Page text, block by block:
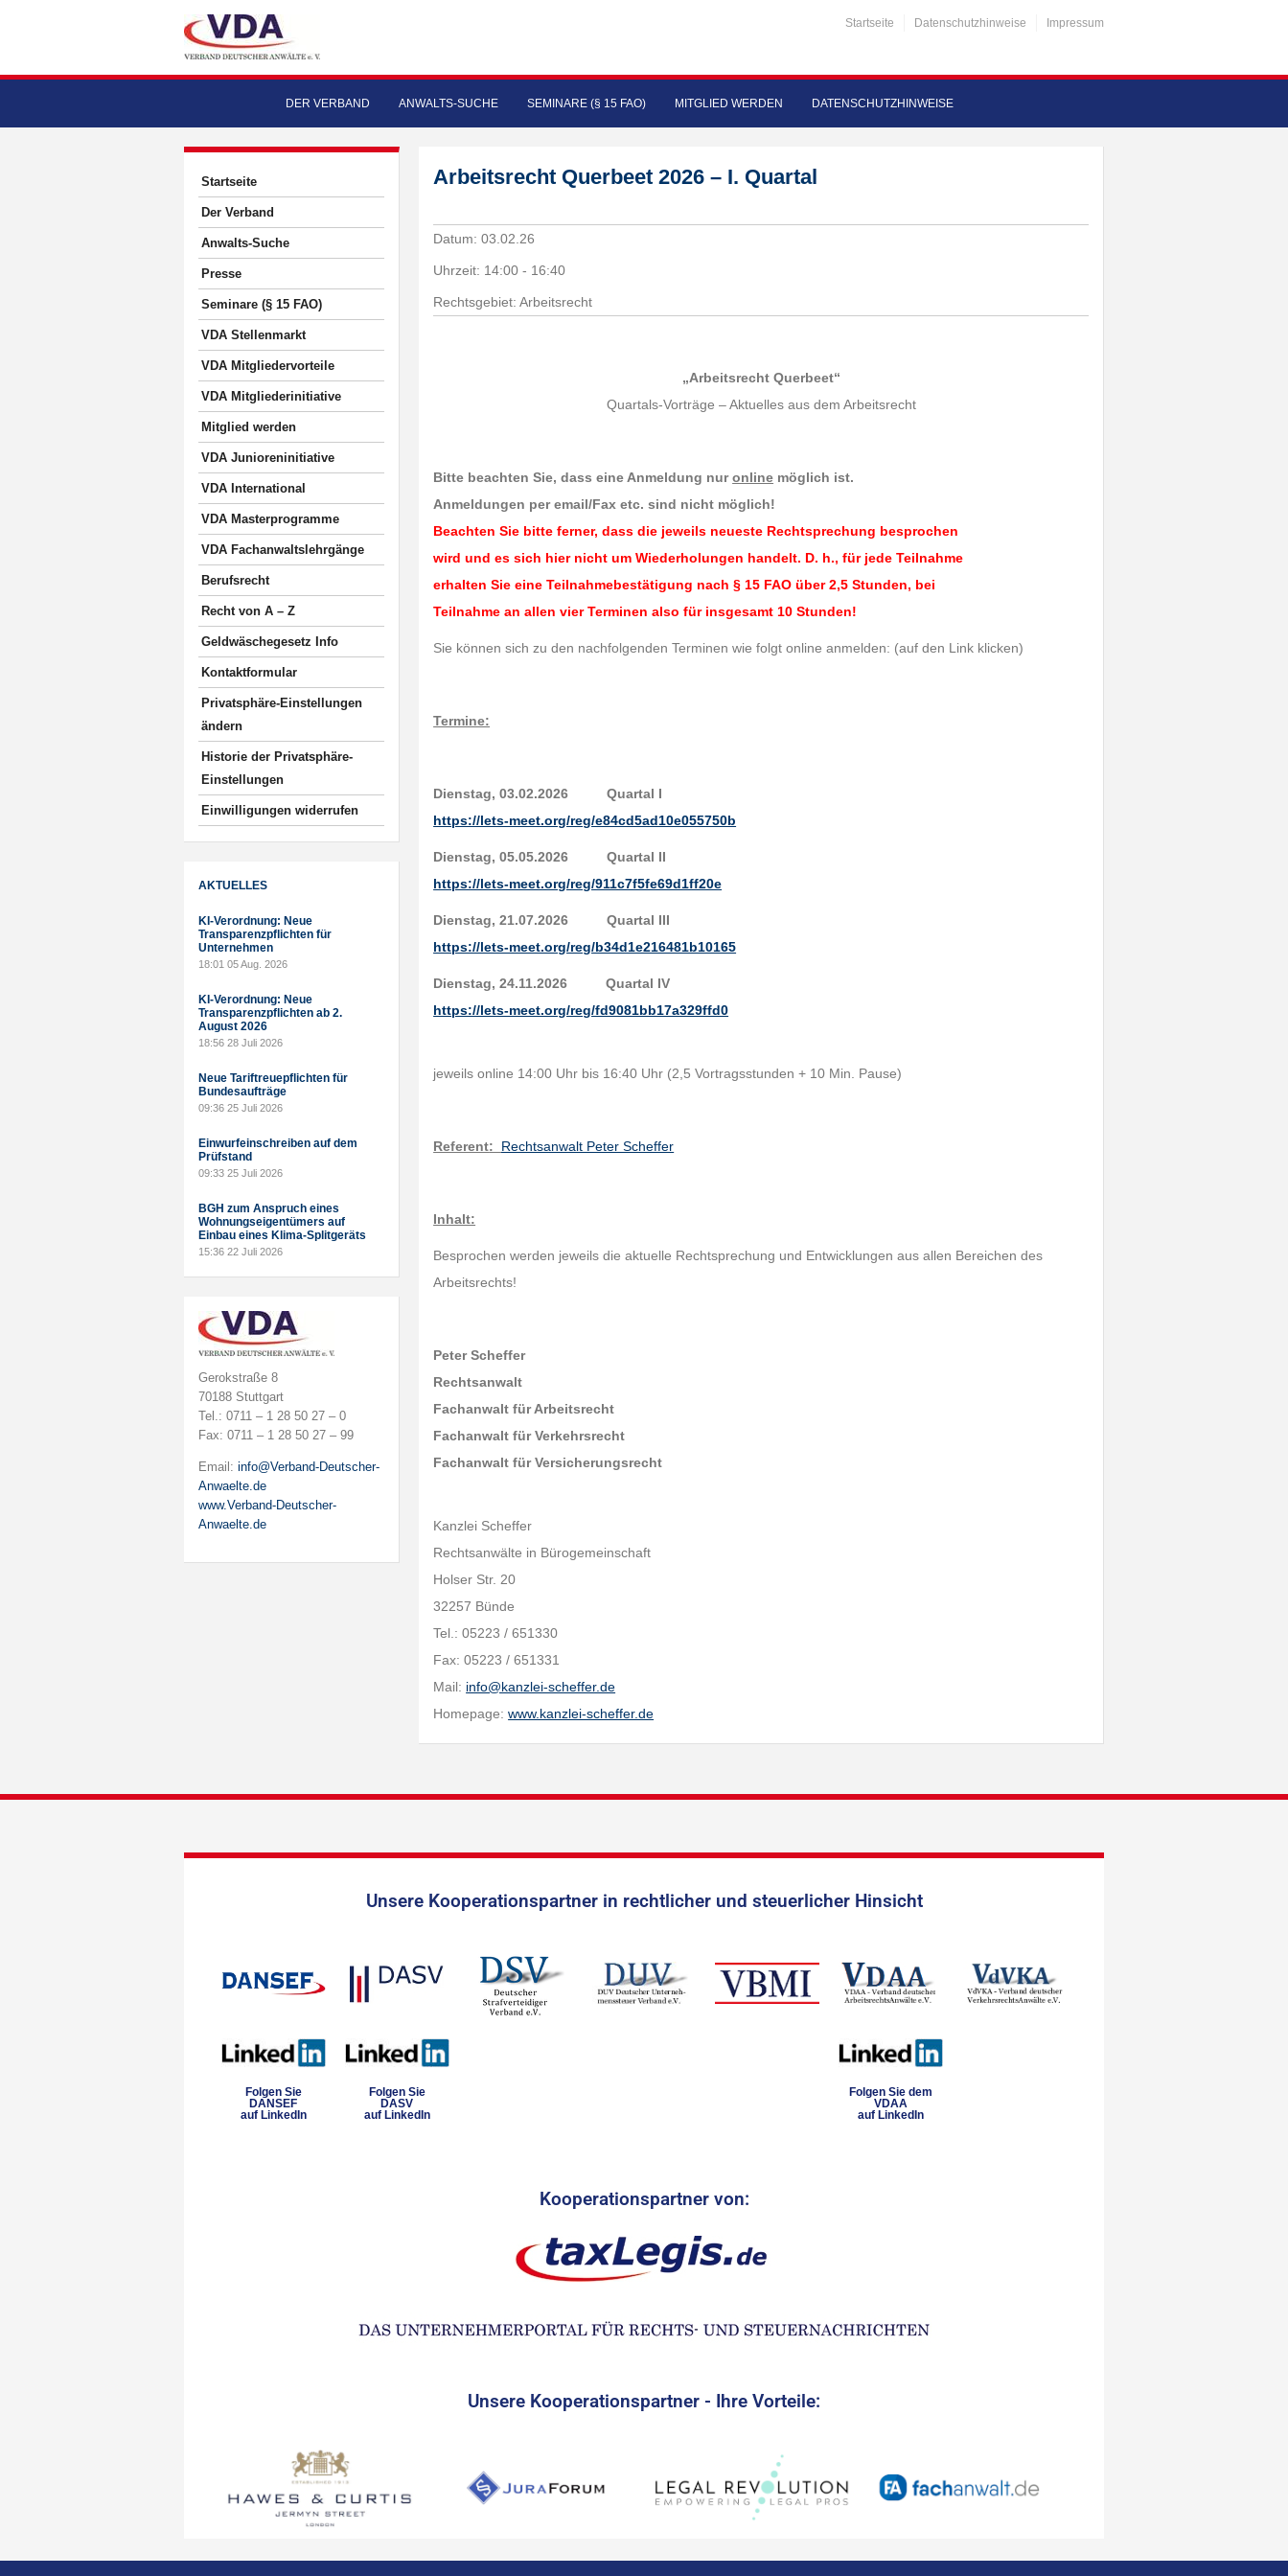
Startseite Datenschutzhinweise Impressum
DER VERBAND ANWALTS-SUCHE SEMINARE (§ 15 FAO) MITGLIED WERDEN DATENSCHUTZHINWEISE
Startseite
Der Verband
Anwalts-Suche
Presse
Seminare (§ 15 FAO)
VDA Stellenmarkt
VDA Mitgliedervorteile
VDA Mitgliederinitiative
Mitglied werden
VDA Junioreninitiative
VDA International
VDA Masterprogramme
VDA Fachanwaltslehrgänge
Berufsrecht
Recht von A – Z
Geldwäschegesetz Info
Kontaktformular
Privatsphäre-Einstellungen
ändern
Historie der Privatsphäre-
Einstellungen
Einwilligungen widerrufen
AKTUELLES
KI-Verordnung: Neue
Transparenzpflichten für
Unternehmen
18:01 05 Aug. 2026
KI-Verordnung: Neue
Transparenzpflichten ab 2.
August 2026
18:56 28 Juli 2026
Neue Tariftreuepflichten für
Bundesaufträge
09:36 25 Juli 2026
Einwurfeinschreiben auf dem
Prüfstand
09:33 25 Juli 2026
BGH zum Anspruch eines
Wohnungseigentümers auf
Einbau eines Klima-Splitgeräts
15:36 22 Juli 2026
Gerokstraße 8
70188 Stuttgart
Tel.: 0711 – 1 28 50 27 – 0
Fax: 0711 – 1 28 50 27 – 99
Email: info@Verband-Deutscher-
Anwaelte.de
www.Verband-Deutscher-
Anwaelte.de
Arbeitsrecht Querbeet 2026 – I. Quartal
Datum:03.02.26
Uhrzeit: 14:00 - 16:40
Rechtsgebiet: Arbeitsrecht
„Arbeitsrecht Querbeet“
Quartals-Vorträge – Aktuelles aus dem Arbeitsrecht
Bitte beachten Sie, dass eine Anmeldung nuronline möglich ist.
Anmeldungen per email/Fax etc. sind nicht möglich!
Beachten Sie bitte ferner, dass die jeweils neueste Rechtsprechung besprochen
wird und es sich hier nicht um Wiederholungen handelt. D. h., für jede Teilnahme
erhalten Sie eine Teilnahmebestätigung nach § 15 FAO über 2,5 Stunden, bei
Teilnahme an allen vier Terminen also für insgesamt 10 Stunden!
Sie können sich zu den nachfolgenden Terminen wie folgt online anmelden: (auf den Link klicken)
Termine:
Dienstag, 03.02.2026 Quartal I
https://lets-meet.org/reg/e84cd5ad10e055750b
Dienstag, 05.05.2026 Quartal II
https://lets-meet.org/reg/911c7f5fe69d1ff20e
Dienstag, 21.07.2026 Quartal III
https://lets-meet.org/reg/b34d1e216481b10165
Dienstag, 24.11.2026 Quartal IV
https://lets-meet.org/reg/fd9081bb17a329ffd0
jeweils online 14:00 Uhr bis 16:40 Uhr (2,5 Vortragsstunden + 10 Min. Pause)
Referent: Rechtsanwalt Peter Scheffer
Inhalt:
Besprochen werden jeweils die aktuelle Rechtsprechung und Entwicklungen aus allen Bereichen des
Arbeitsrechts!
Peter Scheffer
Rechtsanwalt
Fachanwalt für Arbeitsrecht
Fachanwalt für Verkehrsrecht
Fachanwalt für Versicherungsrecht
Kanzlei Scheffer
Rechtsanwälte in Bürogemeinschaft
Holser Str. 20
32257 Bünde
Tel.: 05223 / 651330
Fax: 05223 / 651331
Mail: info@kanzlei-scheffer.de
Homepage:www.kanzlei-scheffer.de
Unsere Kooperationspartner in rechtlicher und steuerlicher Hinsicht
Folgen Sie
DANSEF
auf LinkedIn
Folgen Sie
DASV
auf LinkedIn
Folgen Sie dem
VDAA
auf LinkedIn
Kooperationspartner von:
Unsere Kooperationspartner - Ihre Vorteile: